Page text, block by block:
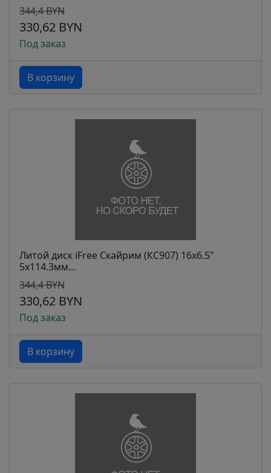
344,4 BYN
330,62 BYN
Под заказ
В корзину
Литой диск iFree Скайрим (КС907) 16x6.5"
5x114.3мм...
344,4 BYN
330,62 BYN
Под заказ
В корзину